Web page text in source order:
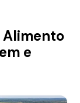
Alimento
e